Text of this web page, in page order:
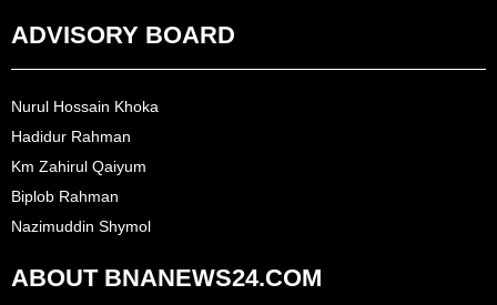
ADVISORY BOARD
Nurul Hossain Khoka
Hadidur Rahman
Km Zahirul Qaiyum
Biplob Rahman
Nazimuddin Shymol
ABOUT BNANEWS24.COM